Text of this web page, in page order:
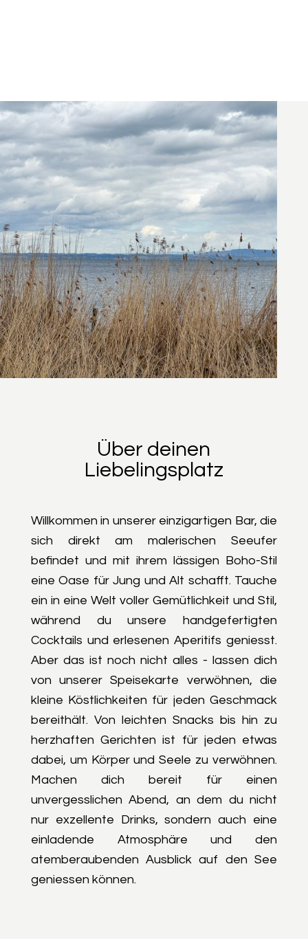
Über deinen
Liebelingsplatz
Willkommen in unserer einzigartigen Bar, die
sich direkt am malerischen Seeufer
befindet und mit ihrem lässigen Boho-Stil
eine Oase für Jung und Alt schafft. Tauche
ein in eine Welt voller Gemütlichkeit und Stil,
während du unsere handgefertigten
Cocktails und erlesenen Aperitifs geniesst.
Aber das ist noch nicht alles - lassen dich
von unserer Speisekarte verwöhnen, die
kleine Köstlichkeiten für jeden Geschmack
bereithält. Von leichten Snacks bis hin zu
herzhaften Gerichten ist für jeden etwas
dabei, um Körper und Seele zu verwöhnen.
Machen dich bereit für einen
unvergesslichen Abend, an dem du nicht
nur exzellente Drinks, sondern auch eine
einladende Atmosphäre und den
atemberaubenden Ausblick auf den See
geniessen können.